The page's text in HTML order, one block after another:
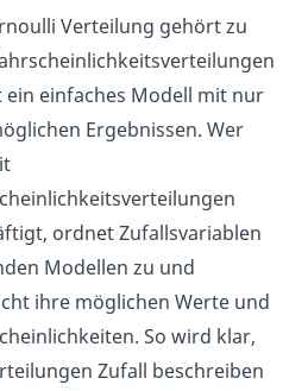
Verteilung gehört zu
ein einfaches Modell mit nur
Ergebnissen. Wer
ordnet Zufallsvariablen
Modellen zu und
ihre möglichen Werte und
So wird klar,
Zufall beschreiben